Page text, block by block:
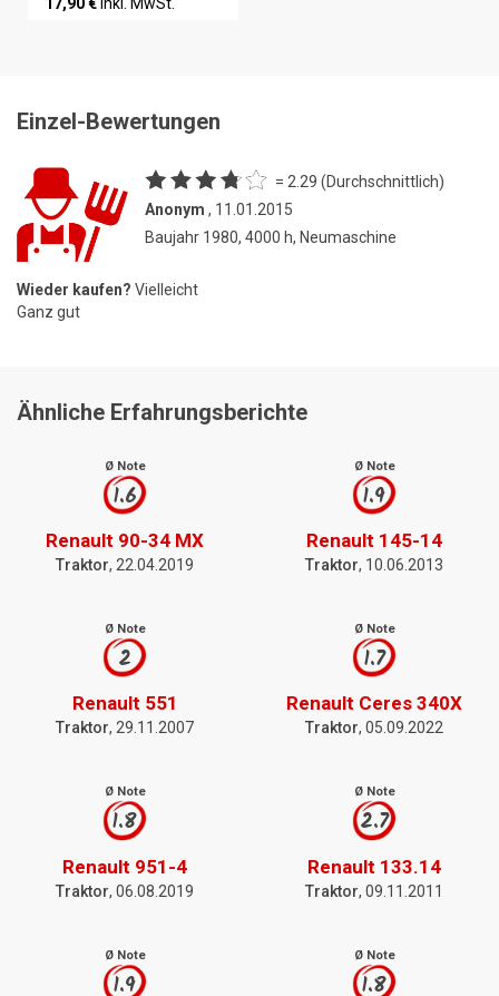
Einzel-Bewertungen
= 2.29 (Durchschnittlich)
Anonym , 11.01.2015
Baujahr 1980, 4000 h, Neumaschine
Wieder kaufen? Vielleicht
Ganz gut
Ähnliche Erfahrungsberichte
Ø Note
1.6
Renault 90-34 MX
Traktor, 22.04.2019
Ø Note
1.9
Renault 145-14
Traktor, 10.06.2013
Ø Note
2
Renault 551
Traktor, 29.11.2007
Ø Note
1.7
Renault Ceres 340X
Traktor, 05.09.2022
Ø Note
1.8
Renault 951-4
Traktor, 06.08.2019
Ø Note
2.7
Renault 133.14
Traktor, 09.11.2011
Ø Note
1.9
Ø Note
1.8